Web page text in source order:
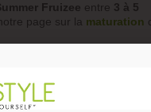
Fruizee entre 3 à 5
page sur la maturation